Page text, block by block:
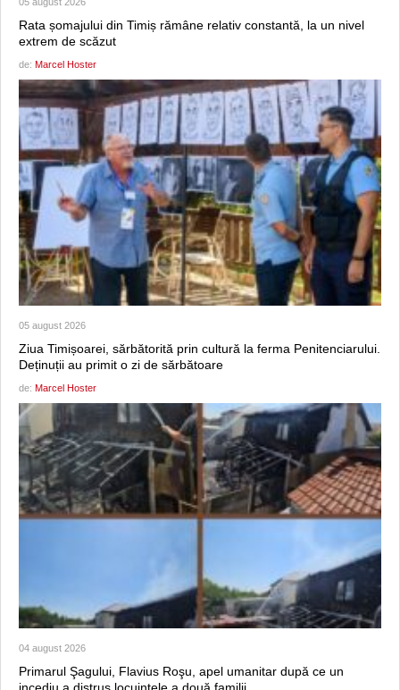
Rata șomajului din Timiș rămâne relativ constantă, la un nivel
extrem de scăzut
de: Marcel Hoster
05 august 2026
Ziua Timișoarei, sărbătorită prin cultură la ferma Penitenciarului.
Deținuții au primit o zi de sărbătoare
de: Marcel Hoster
04 august 2026
Primarul Şagului, Flavius Roşu, apel umanitar după ce un